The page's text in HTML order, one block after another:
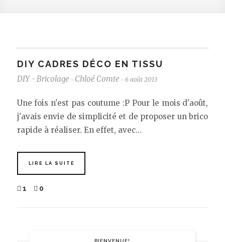
DIY CADRES DÉCO EN TISSU
DIY - Bricolage - Chloé Comte - 6 août 2013
Une fois n'est pas coutume :P Pour le mois d'août,
j'avais envie de simplicité et de proposer un brico
rapide à réaliser. En effet, avec…
LIRE LA SUITE
1 0